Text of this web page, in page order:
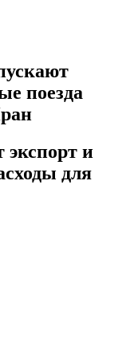
поезда
и
для